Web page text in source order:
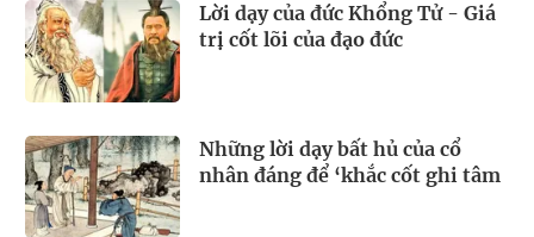
Lời dạy của đức Khổng Tử - Giá
trị cốt lõi của đạo đức
Những lời dạy bất hủ của cổ
nhân đáng để ‘khắc cốt ghi tâm